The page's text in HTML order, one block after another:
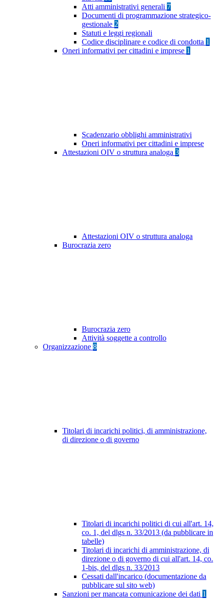
Atti amministrativi generali 7
Documenti di programmazione strategico-
gestionale 2
Statuti e leggi regionali
Codice disciplinare e codice di condotta 1
Oneri informativi per cittadini e imprese 1
Scadenzario obblighi amministrativi
Oneri informativi per cittadini e imprese
Attestazioni OIV o struttura analoga 3
Attestazioni OIV o struttura analoga
Burocrazia zero
Burocrazia zero
Attività soggette a controllo
Organizzazione 8
Titolari di incarichi politici, di amministrazione,
di direzione o di governo
Titolari di incarichi politici di cui all'art. 14,
co. 1, del dlgs n. 33/2013 (da pubblicare in
tabelle)
Titolari di incarichi di amministrazione, di
direzione o di governo di cui all'art. 14, co.
1-bis, del dlgs n. 33/2013
Cessati dall'incarico (documentazione da
pubblicare sul sito web)
Sanzioni per mancata comunicazione dei dati 1